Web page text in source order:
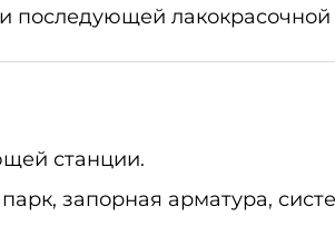
последующей лакокрасочной
станции.
запорная арматура,